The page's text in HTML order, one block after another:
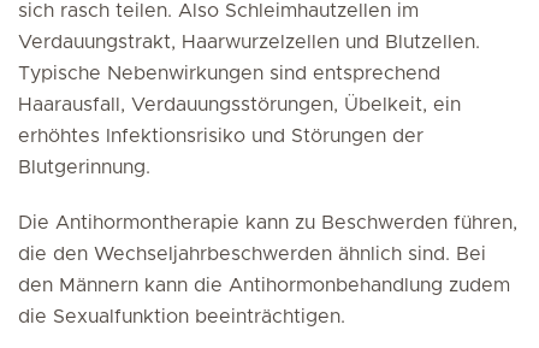
sich rasch teilen. Also Schleimhautzellen im
Verdauungstrakt, Haarwurzelzellen und Blutzellen.
Typische Nebenwirkungen sind entsprechend
Haarausfall, Verdauungsstörungen, Übelkeit, ein
erhöhtes Infektionsrisiko und Störungen der
Blutgerinnung.
Die Antihormontherapie kann zu Beschwerden führen,
die den Wechseljahrbeschwerden ähnlich sind. Bei
den Männern kann die Antihormonbehandlung zudem
die Sexualfunktion beeinträchtigen.